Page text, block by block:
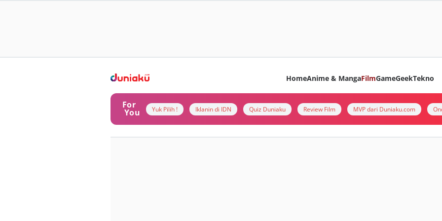
HomeAnime & MangaFilmGameGeekTekno
For
You Yuk Pilih ! Iklanin di IDN Quiz Duniaku Review Film MVP dari Duniaku.com